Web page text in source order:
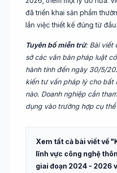
đã triển khai sản phẩm
lần việc thiết kế đúng từ đầu.
Tuyên bố miễn trừ: Bài viết
sở các văn bản pháp luật
hành tính đến ngày 30/5/
kiến tư vấn pháp lý cho bất
nào. Doanh nghiệp cần
dụng vào trường hợp cụ thể
Xem tất cả bài viết về
lĩnh vực công nghệ
giai đoạn 2024 - 2026